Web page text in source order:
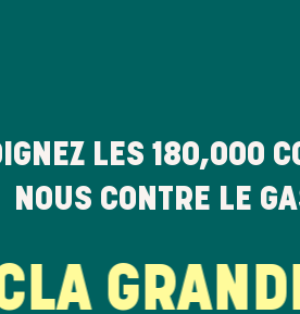
LES 180,000
NOUS CONTRE LE
GRANDE